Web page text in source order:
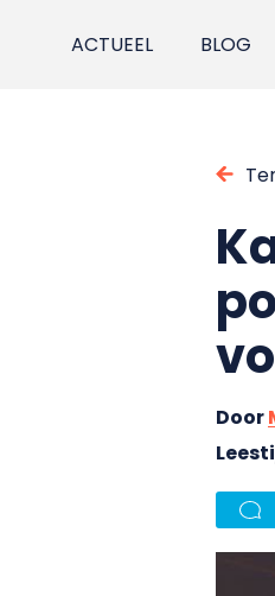
ACTUEEL BLOG
Door